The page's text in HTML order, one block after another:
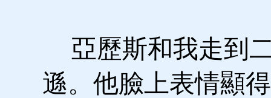
亞歷斯和我走到
遜。他臉上表情顯